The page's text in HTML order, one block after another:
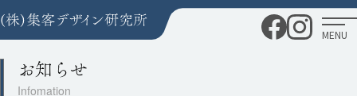
MENU
お知らせ